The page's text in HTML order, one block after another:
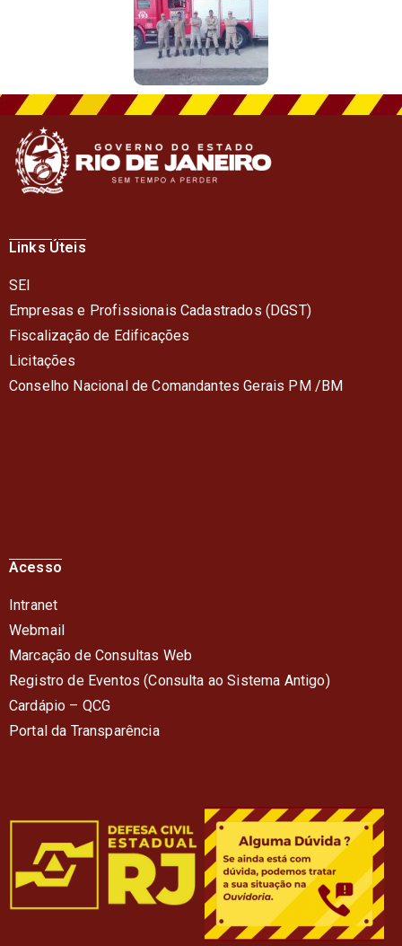
Links Úteis
SEI
Empresas e Profissionais Cadastrados (DGST)
Fiscalização de Edificações
Licitações
Conselho Nacional de Comandantes Gerais PM /BM
Acesso
Intranet
Webmail
Marcação de Consultas Web
Registro de Eventos (Consulta ao Sistema Antigo)
Cardápio – QCG
Portal da Transparência